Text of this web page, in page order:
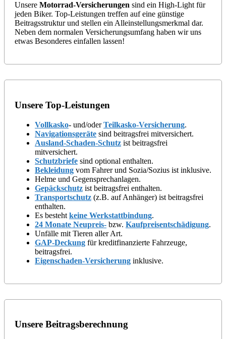
Unsere Motorrad-Versicherungen sind ein High-Light für
jeden Biker. Top-Leistungen treffen auf eine günstige
Beitragsstruktur und stellen ein Alleinstellungsmerkmal dar.
Neben dem normalen Versicherungsumfang haben wir uns
etwas Besonderes einfallen lassen!
Unsere Top-Leistungen
Vollkasko- und/oderTeilkasko-Versicherung.
Navigationsgeräte sind beitragsfrei mitversichert.
Ausland-Schaden-Schutz ist beitragsfrei
mitversichert.
Schutzbriefe sind optional enthalten.
Bekleidung vom Fahrer und Sozia/Sozius ist inklusive.
Helme und Gegensprechanlagen.
Gepäckschutz ist beitragsfrei enthalten.
Transportschutz (z.B. auf Anhänger) ist beitragsfrei
enthalten.
Es besteht keine Werkstattbindung.
24 Monate Neupreis- bzw. Kaufpreisentschädigung.
Unfälle mit Tieren aller Art.
GAP-Deckung für kreditfinanzierte Fahrzeuge,
beitragsfrei.
Eigenschaden-Versicherung inklusive.
Unsere Beitragsberechnung